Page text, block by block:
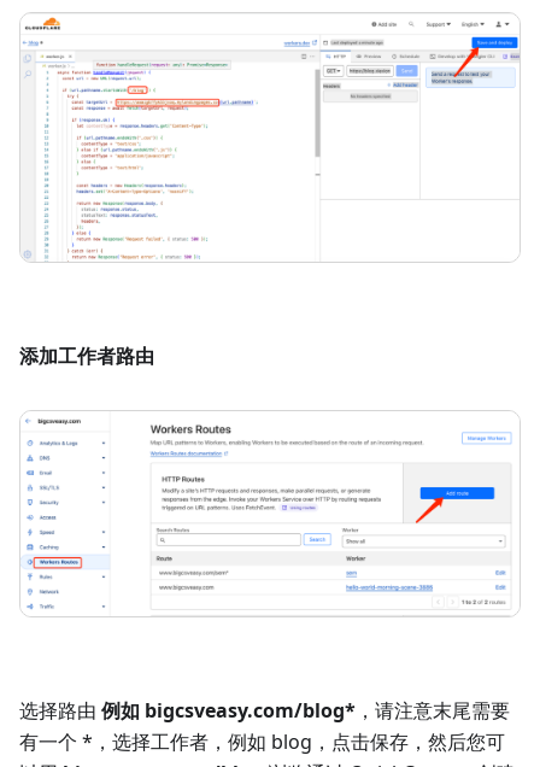
添加工作者路由
选择路由 例如 bigcsveasy.com/blog* ，请注意末尾需要
有一个 *，选择工作者，例如 blog，点击保存，然后您可